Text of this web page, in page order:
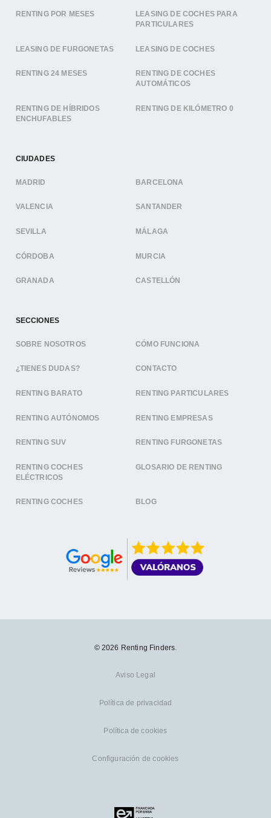
RENTING POR MESES
LEASING DE COCHES PARA
PARTICULARES
LEASING DE FURGONETAS LEASING DE COCHES
RENTING 24 MESES
RENTING DE COCHES
AUTOMÁTICOS
RENTING DE HÍBRIDOS
ENCHUFABLES
RENTING DE KILÓMETRO 0
CIUDADES
MADRID BARCELONA
VALENCIA SANTANDER
SEVILLA MÁLAGA
CÓRDOBA MURCIA
GRANADA CASTELLÓN
SECCIONES
SOBRE NOSOTROS CÓMO FUNCIONA
¿TIENES DUDAS? CONTACTO
RENTING BARATO RENTING PARTICULARES
RENTING AUTÓNOMOS RENTING EMPRESAS
RENTING SUV RENTING FURGONETAS
RENTING COCHES
ELÉCTRICOS
GLOSARIO DE RENTING
RENTING COCHES BLOG
© 2026 Renting Finders.
Aviso Legal
Política de privacidad
Política de cookies
Configuración de cookies